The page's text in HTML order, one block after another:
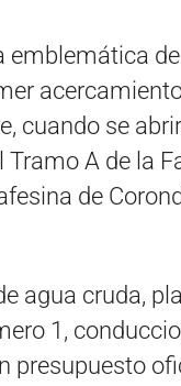
emblemática
cuando se
A de la
de
agua cruda,
1,
presupuesto